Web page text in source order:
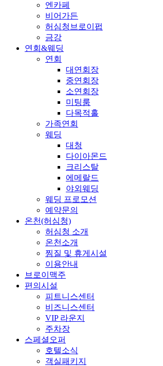
엔카페
비어가든
허심청브로이펍
금강
연회&웨딩
연회
대연회장
중연회장
소연회장
미팅룸
다목적홀
가족연회
웨딩
대청
다이아몬드
크리스탈
에메랄드
야외웨딩
웨딩 프로모션
예약문의
온천(허심청)
허심청 소개
온천소개
찜질 및 휴게시설
이용안내
브로이맥주
편의시설
피트니스센터
비즈니스센터
VIP 라운지
주차장
스페셜오퍼
호텔소식
객실패키지